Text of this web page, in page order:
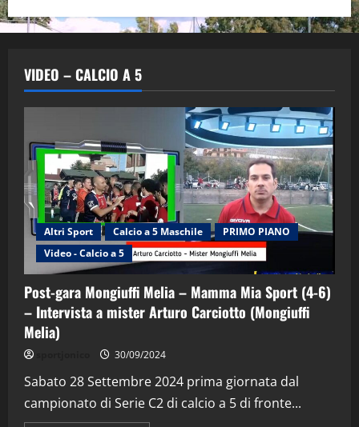
VIDEO – CALCIO A 5
Altri Sport Calcio a 5 Maschile
PRIMO PIANO
Video - Calcio a 5
Post-gara Mongiuffi Melia – Mamma Mia Sport (4-6)
– Intervista a mister Arturo Carciotto (Mongiuffi
Melia)
30/09/2024
Sabato 28 Settembre 2024 prima giornata dal
campionato di Serie C2 di calcio a 5 di fronte...
2
“SportEmpire” in Podcast: 29^ Puntata
(Martedi 28 Aprile 2026)
28/04/2026